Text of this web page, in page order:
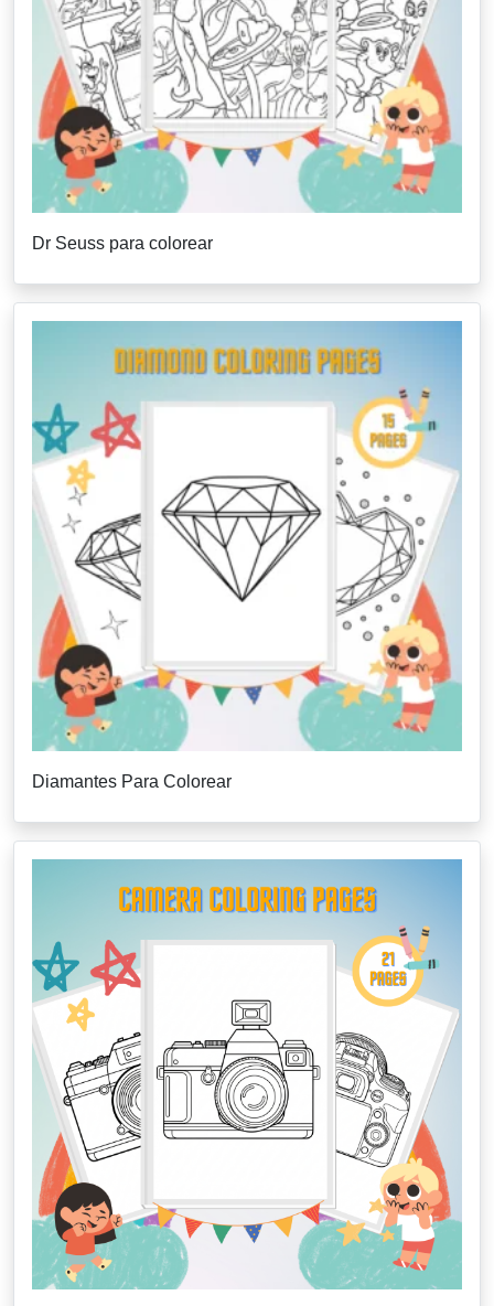
Dr Seuss para colorear
Diamantes Para Colorear